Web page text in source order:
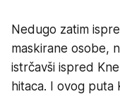
Nedugo zatim
maskirane osobe,
istrčavši ispred
hitaca. I ovog puta